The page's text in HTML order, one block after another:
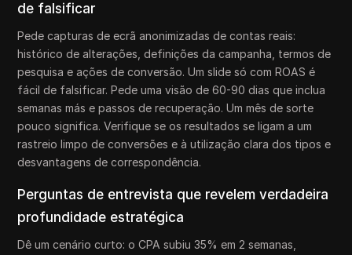
de falsificar
Pede capturas de ecrã anonimizadas de contas reais:
histórico de alterações, definições da campanha, termos de
pesquisa e ações de conversão. Um slide só com ROAS é
fácil de falsificar. Pede uma visão de 60-90 dias que inclua
semanas más e passos de recuperação. Um mês de sorte
pouco significa. Verifique se os resultados se ligam a um
rastreio limpo de conversões e à utilização clara dos tipos e
desvantagens de correspondência.
Perguntas de entrevista que revelem verdadeira
profundidade estratégica
Dê um cenário curto: o CPA subiu 35% em 2 semanas,